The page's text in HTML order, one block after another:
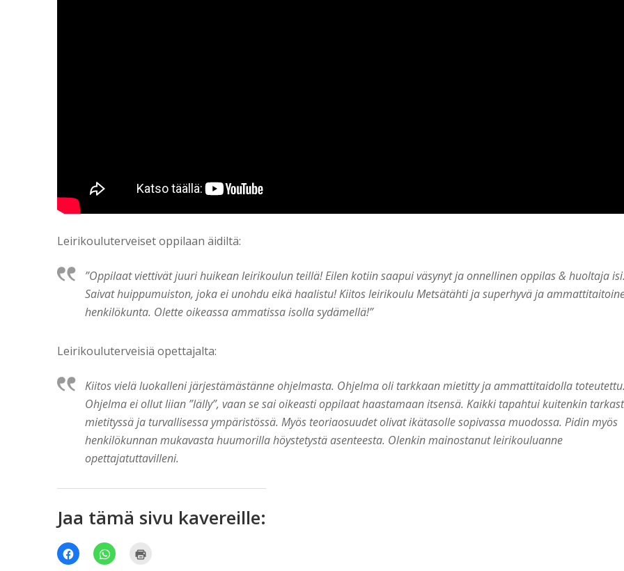
Leirikouluterveiset oppilaan äidiltä:
”Oppilaat viettivät juuri huikean leirikoulun teillä! Eilen kotiin saapui väsynyt ja onnellinen oppilas & huoltaja
Saivat huippumuiston, joka ei unohdu eikä haalistu! Kiitos leirikoulu Metsätähti ja superhyvä ja
henkilökunta. Olette oikeassa ammatissa isolla sydämellä!”
Leirikouluterveisiä opettajalta:
Kiitos vielä luokalleni järjestämästänne ohjelmasta. Ohjelma oli tarkkaan mietitty ja ammattitaidolla
Ohjelma ei ollut liian ”lälly”, vaan se sai oikeasti oppilaat haastamaan itsensä. Kaikki tapahtui kuitenkin
mietityssä ja turvallisessa ympäristössä. Myös teoriaosuudet olivat ikätasolle sopivassa muodossa. Pidin myös
henkilökunnan mukavasta huumorilla höystetystä asenteesta. Olenkin mainostanut leirikouluanne
opettajatuttavilleni.
Jaa tämä sivu kavereille:
Jaa
Facebookissa(Avautuu
uudessa
Jaa
WhatsApp